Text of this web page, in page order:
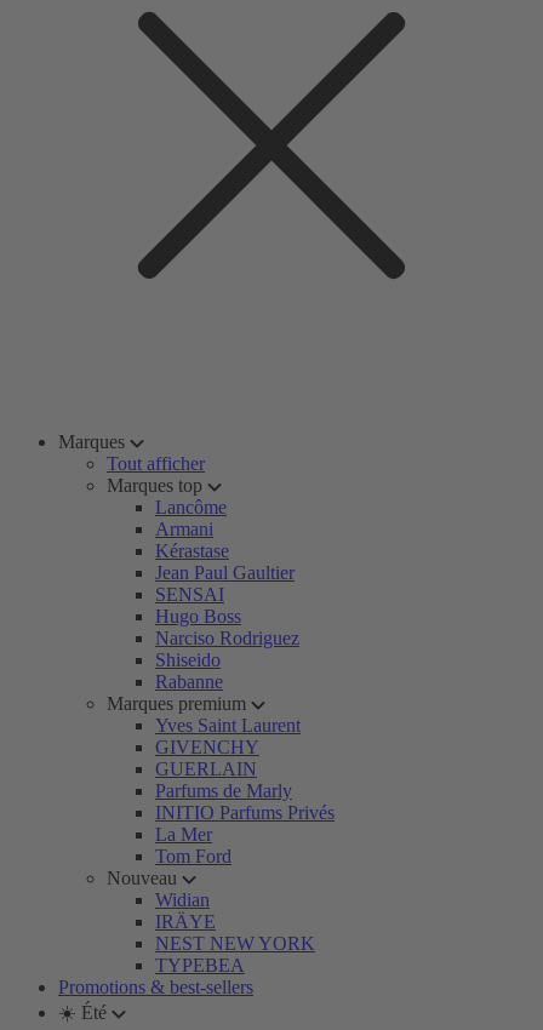
Marques
Tout afficher
Marques top
Lancôme
Armani
Kérastase
Jean Paul Gaultier
SENSAI
Hugo Boss
Narciso Rodriguez
Shiseido
Rabanne
Marques premium
Yves Saint Laurent
GIVENCHY
GUERLAIN
Parfums de Marly
INITIO Parfums Privés
La Mer
Tom Ford
Nouveau
Widian
IRÄYE
NEST NEW YORK
TYPEBEA
Promotions & best-sellers
☀️ Été